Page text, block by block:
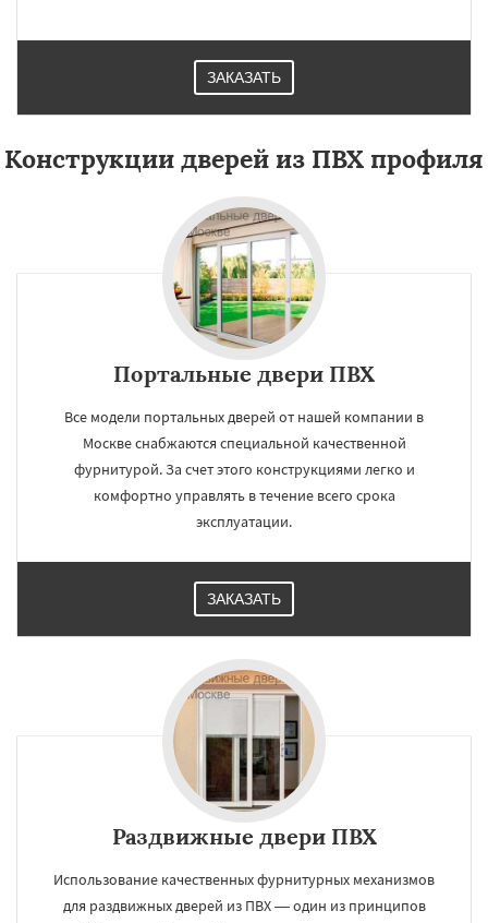
ЗАКАЗАТЬ
Конструкции дверей из ПВХ профиля
Портальные двери ПВХ
Все модели портальных дверей от нашей компании в
Москве снабжаются специальной качественной
фурнитурой. За счет этого конструкциями легко и
комфортно управлять в течение всего срока
эксплуатации.
ЗАКАЗАТЬ
Раздвижные двери ПВХ
Использование качественных фурнитурных механизмов
для раздвижных дверей из ПВХ — один из принципов